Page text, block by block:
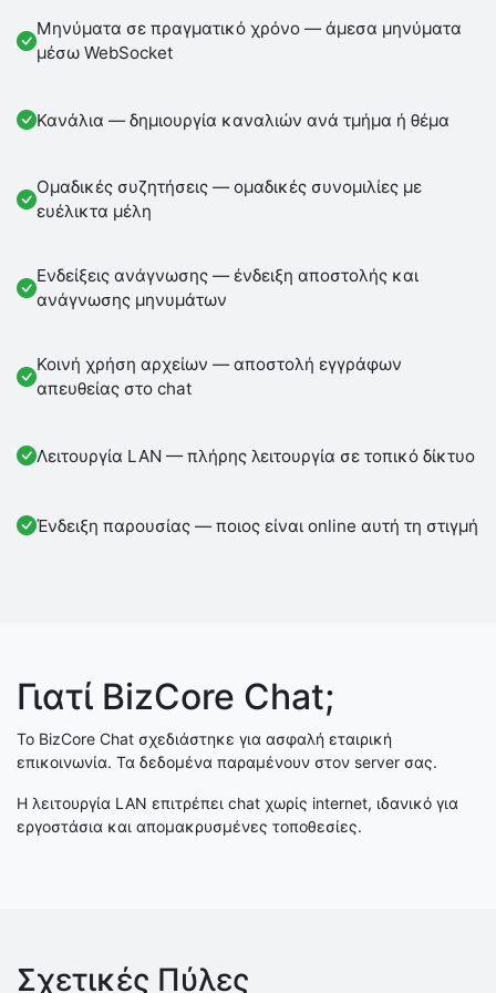
Μηνύματα σε πραγματικό χρόνο — άμεσα μηνύματα
μέσω WebSocket
Κανάλια — δημιουργία καναλιών ανά τμήμα ή θέμα
Ομαδικές συζητήσεις — ομαδικές συνομιλίες με
ευέλικτα μέλη
Ενδείξεις ανάγνωσης — ένδειξη αποστολής και
ανάγνωσης μηνυμάτων
Κοινή χρήση αρχείων — αποστολή εγγράφων
απευθείας στο chat
Λειτουργία LAN — πλήρης λειτουργία σε τοπικό δίκτυο
Ένδειξη παρουσίας — ποιος είναι online αυτή τη στιγμή
Γιατί BizCore Chat;
Το BizCore Chat σχεδιάστηκε για ασφαλή εταιρική
επικοινωνία. Τα δεδομένα παραμένουν στον server σας.
Η λειτουργία LAN επιτρέπει chat χωρίς internet, ιδανικό για
εργοστάσια και απομακρυσμένες τοποθεσίες.
Σχετικές Πύλες